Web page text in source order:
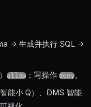
→ 生成并执行 SQL →
allow ；写操作 deny。
能小 Q）、DMS 智能